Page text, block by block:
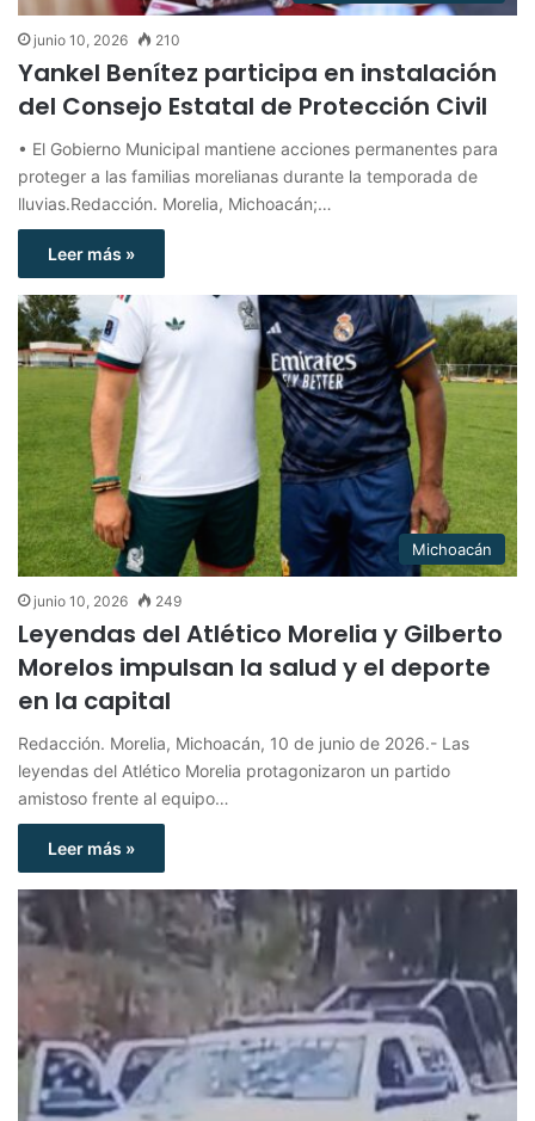
junio 10, 2026 210
Yankel Benítez participa en instalación
del Consejo Estatal de Protección Civil
• El Gobierno Municipal mantiene acciones permanentes para
proteger a las familias morelianas durante la temporada de
lluvias.Redacción. Morelia, Michoacán;…
Leer más »
Michoacán
junio 10, 2026 249
Leyendas del Atlético Morelia y Gilberto
Morelos impulsan la salud y el deporte
en la capital
Redacción. Morelia, Michoacán, 10 de junio de 2026.- Las
leyendas del Atlético Morelia protagonizaron un partido
amistoso frente al equipo…
Leer más »